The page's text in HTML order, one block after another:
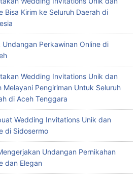
Bisa Kirim ke Seluruh Daerah di
Undangan Perkawinan Online di
Wedding Invitations Unik dan
Melayani Pengiriman Untuk Seluruh
di Aceh Tenggara
Wedding Invitations Unik dan
di Sidosermo
Undangan Pernikahan
dan Elegan